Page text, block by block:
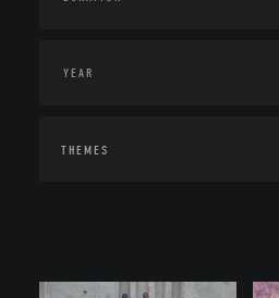
THEMES